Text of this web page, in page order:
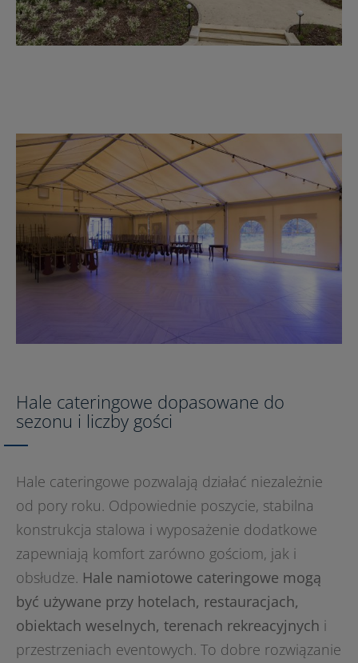
Hale cateringowe dopasowane do
sezonu i liczby gości
Hale cateringowe pozwalają działać niezależnie
od pory roku. Odpowiednie poszycie, stabilna
konstrukcja stalowa i wyposażenie dodatkowe
zapewniają komfort zarówno gościom, jak i
obsłudze. Hale namiotowe cateringowe mogą
być używane przy hotelach, restauracjach,
obiektach weselnych, terenach rekreacyjnych i
przestrzeniach eventowych. To dobre rozwiązanie